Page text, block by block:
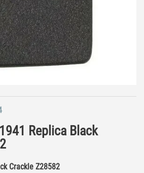
Replica Black
Crackle Z28582